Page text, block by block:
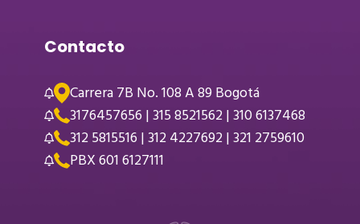
Contacto
Carrera 7B No. 108 A 89 Bogotá
3176457656 | 315 8521562 | 310 6137468
312 5815516 | 312 4227692 | 321 2759610
PBX 601 6127111